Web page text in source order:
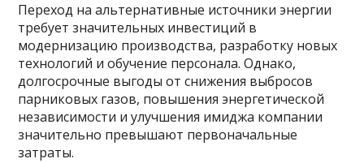
Переход на альтернативные источники энергии
требует значительных инвестиций в
модернизацию производства, разработку новых
технологий и обучение персонала. Однако,
долгосрочные выгоды от снижения выбросов
парниковых газов, повышения энергетической
независимости и улучшения имиджа компании
значительно превышают первоначальные
затраты.